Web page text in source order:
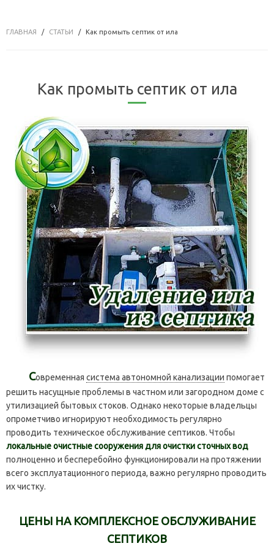
ГЛАВНАЯ СТАТЬИ Как промыть септик от ила
Как промыть септик от ила
Современная система автономной канализации помогает
решить насущные проблемы в частном или загородном доме с
утилизацией бытовых стоков. Однако некоторые владельцы
опрометчиво игнорируют необходимость регулярно
проводить техническое обслуживание септиков. Чтобы
локальные очистные сооружения для очистки сточных вод
полноценно и бесперебойно функционировали на протяжении
всего эксплуатационного периода, важно регулярно проводить
их чистку.
ЦЕНЫ НА КОМПЛЕКСНОЕ ОБСЛУЖИВАНИЕ
СЕПТИКОВ